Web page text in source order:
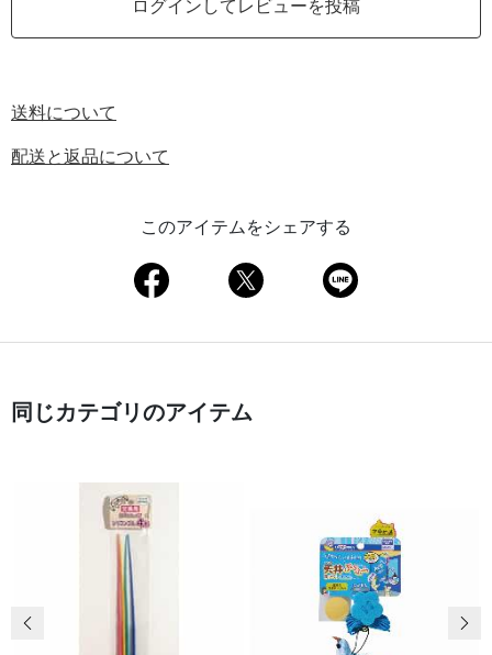
ログインしてレビューを投稿
送料について
配送と返品について
このアイテムをシェアする
同じカテゴリのアイテム
前の画像 次